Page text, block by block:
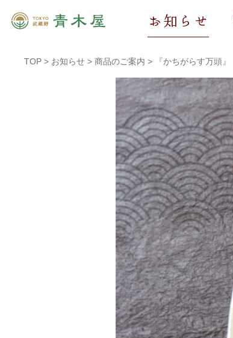
お知らせ
TOP > お知らせ > 商品のご案内 > 『かちがらす万頭』